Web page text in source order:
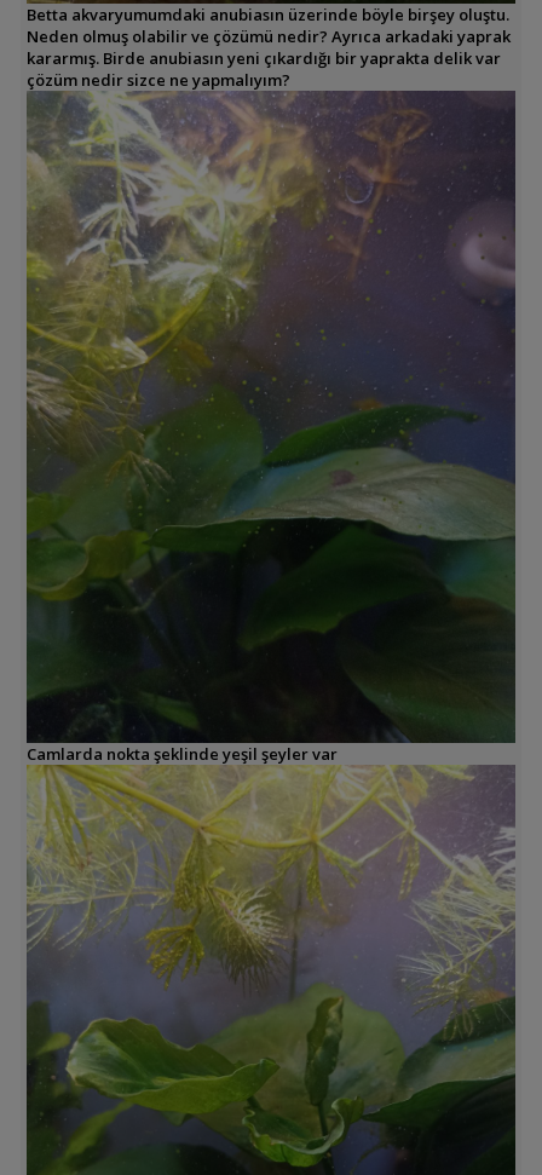
Betta akvaryumumdaki anubiasın üzerinde böyle birşey oluştu.
Neden olmuş olabilir ve çözümü nedir? Ayrıca arkadaki yaprak
kararmış. Birde anubiasın yeni çıkardığı bir yaprakta delik var
çözüm nedir sizce ne yapmalıyım?
Camlarda nokta şeklinde yeşil şeyler var